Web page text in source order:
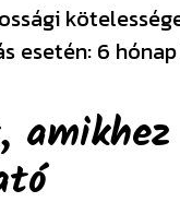
esetén: 6